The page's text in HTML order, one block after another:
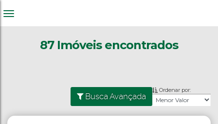
87 Imóveis encontrados
Busca Avançada
Ordenar por: